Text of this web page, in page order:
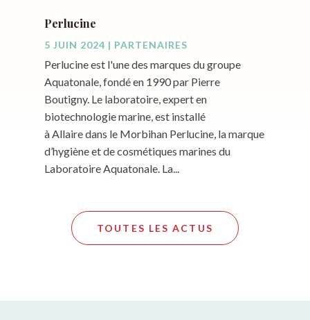
Perlucine
5 JUIN 2024 | PARTENAIRES
Perlucine est l'une des marques du groupe
Aquatonale, fondé en 1990 par Pierre
Boutigny. Le laboratoire, expert en
biotechnologie marine, est installé
à Allaire dans le Morbihan Perlucine, la marque
d’hygiène et de cosmétiques marines du
Laboratoire Aquatonale. La...
TOUTES LES ACTUS